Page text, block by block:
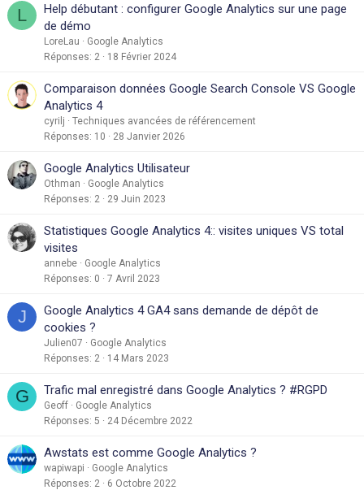
L
Help débutant : configurer Google Analytics sur une page
de démo
LoreLau
Google Analytics
Réponses 2 18 Février 2024
Comparaison données Google Search Console VS Google
Analytics 4
cyrilj
Techniques avancées de référencement
Réponses 10 28 Janvier 2026
Google Analytics Utilisateur
Othman
Google Analytics
Réponses 2 29 Juin 2023
Statistiques Google Analytics 4:: visites uniques VS total
visites
annebe
Google Analytics
Réponses 0 7 Avril 2023
J
Google Analytics 4 GA4 sans demande de dépôt de
cookies ?
Julien07
Google Analytics
Réponses 2 14 Mars 2023
G Trafic mal enregistré dans Google Analytics ? #RGPD
Geoff
Google Analytics
Réponses 5 24 Décembre 2022
Awstats est comme Google Analytics ?
wapiwapi
Google Analytics
Réponses 2 6 Octobre 2022